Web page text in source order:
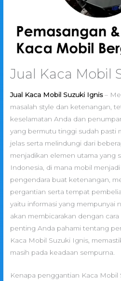
Jual Kaca Mobil
Jual Kaca Mobil Suzuki Ignis–
masalah style dan ketenangan,
keselamatan Anda dan
yang bermutu tinggi sudah pasti
jelas serta melindungi dari
menjadikan elemen utama yang
Indonesia, di mana mobil
pengendara buat ketenangan,
pergantian serta tempat
yaitu informasi yang mempunyai
akan membicarakan dengan
penting Anda pahami tentang
Kaca Mobil Suzuki Ignis,
masih pada keadaan sempurna.
Kenapa penggantian Kaca